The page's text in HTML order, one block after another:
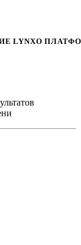
LYNXО